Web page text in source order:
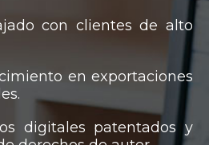
con clientes de alto
en exportaciones
digitales patentados y